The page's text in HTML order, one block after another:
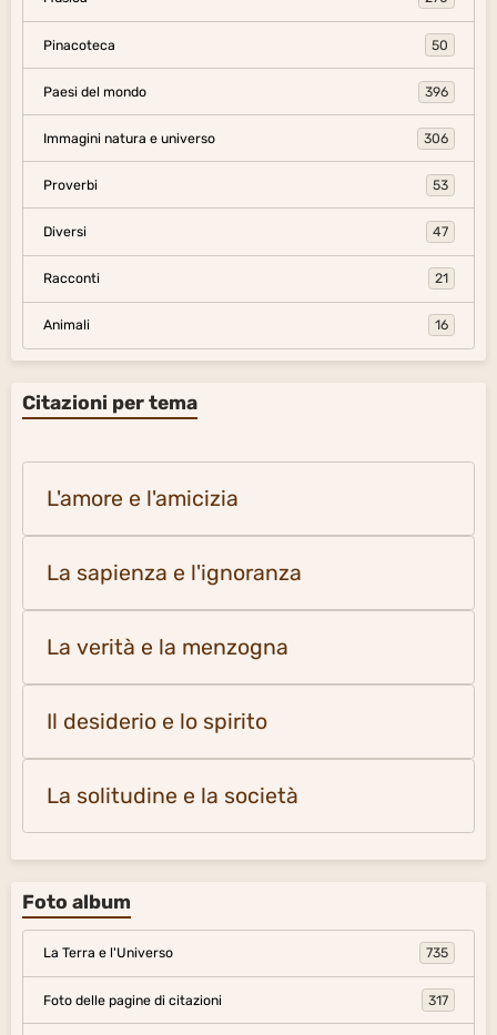
Pinacoteca 50
Paesi del mondo 396
Immagini natura e universo 306
Proverbi 53
Diversi 47
Racconti 21
Animali 16
Citazioni per tema
L'amore e l'amicizia
La sapienza e l'ignoranza
La verità e la menzogna
Il desiderio e lo spirito
La solitudine e la società
Foto album
La Terra e l'Universo 735
Foto delle pagine di citazioni 317